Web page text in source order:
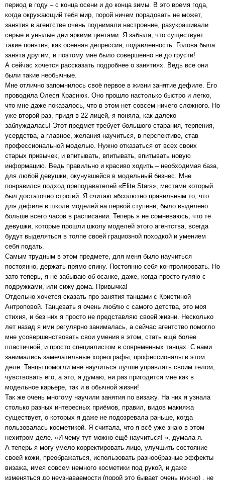
период в году – с конца осени и до конца зимы. В это время года,
когда окружающий тебя мир, порой ничем порадовать не может,
занятия в агентстве очень поднимали настроение, разукрашивали
серые и унылые дни яркими цветами. Я забыла, что существует
такие понятия, как осенняя депрессия, подавленность. Голова была
занята другим, и поэтому мне было совершенно не до грусти!
А сейчас хочется рассказать подробнее о занятиях. Ведь все они
были такие необычные.
Мне отлично запомнилось своё первое в жизни занятие дефиле. Его
проводила Олеся Краснюк. Оно прошло настолько быстро и легко,
что мне даже показалось, что в этом нет совсем ничего сложного. Но
уже второй раз, придя в 22 лицей, я поняла, как далеко
заблуждалась! Этот предмет требует большого старания, терпения,
усердства, а главное, желания научиться, в перспективе, став
профессиональной моделью. Нужно отказаться от всех своих
старых привычек, и впитывать, впитывать, впитывать новую
информацию. Ведь правильно и красиво ходить – необходимая база,
для любой девушки, окунувшейся в модельный бизнес. Мне
понравился подход преподавателей «Elite Stars», местами который
был достаточно строгий. Я считаю абсолютно правильным то, что
для дефиле в школе моделей на первой ступени, было выделено
больше всего часов в расписании. Теперь я не сомневаюсь, что те
девушки, которые прошли школу моделей этого агентства, всегда
будут выделяться в толпе своей грациозной походкой и умением
себя подать.
Самым трудным в этом предмете, для меня было научиться
постоянно, держать прямо спину. Постоянно себя контролировать. Но
зато теперь, я не забываю об осанке, даже, когда просто гуляю с
подружками, или сижу дома. Привычка!
Отдельно хочется сказать про занятия танцами с Кристиной
Антроповой. Танцевать я очень люблю с самого детства, это моя
стихия, и без них я просто не представляю своей жизни. Несколько
лет назад я ими регулярно занималась, а сейчас агентство помогло
мне усовершенствовать свои умения в этом, стать ещё более
пластичной, и просто специалистом в современных танцах. С нами
занимались замечательные хореографы, профессионалы в этом
деле. Танцы помогли мне научиться лучше управлять своим телом,
чувствовать его, а это, я думаю, ни раз пригодится мне как в
модельное карьере, так и в обычной жизни!
Так же очень многому научили занятия по визажу. На них я узнала
столько разных интересных приёмов, правил, видов макияжа
существует, о которых я даже не подозревала раньше, когда
пользовалась косметикой. Я считала, что я всё уже знаю в этом
нехитром деле. «И чему тут можно ещё научиться! », думала я.
А теперь я могу умело корректировать лицо, улучшить состояние
своей кожи, преображаться, использовать разнообразные эффекты
визажа, имея совсем немного косметики под рукой, и даже
изменяться до неузнаваемости (порой это бывает очень нужно) , не